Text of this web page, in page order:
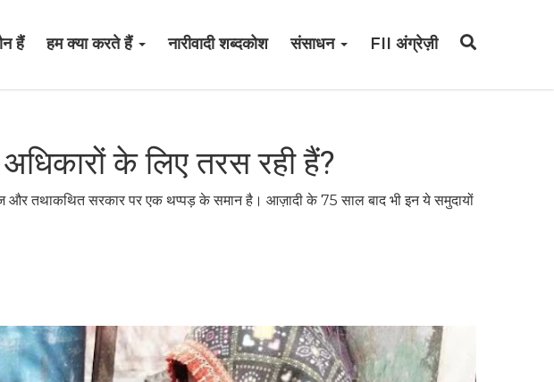
हैं हम क्या करते हैं नारीवादी शब्दकोश संसाधन FII अंग्रेज़ी
के लिए तरस रही हैं?
और तथाकथित सरकार पर एक थप्पड़ के समान है। आज़ादी के 75 साल बाद भी इन ये समुदायों